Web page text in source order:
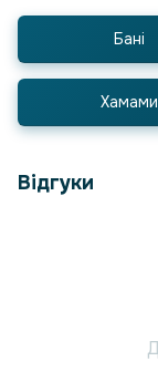
Бані
Хамами
Відгуки